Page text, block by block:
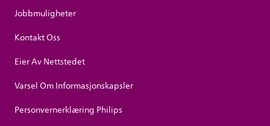
Jobbmuligheter
Kontakt Oss
Eier Av Nettstedet
Varsel Om Informasjonskapsler
Personvernerklæring Philips